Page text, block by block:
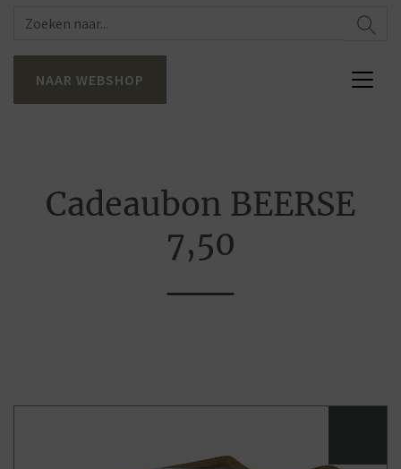
NAAR WEBSHOP
Cadeaubon BEERSE
7,50